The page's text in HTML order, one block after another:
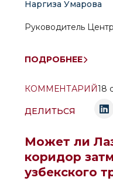
Наргиза Умарова
Руководитель
ПОДРОБНЕЕ
КОММЕНТАРИЙ18
ДЕЛИТЬСЯ
Может ли
коридор
узбекского